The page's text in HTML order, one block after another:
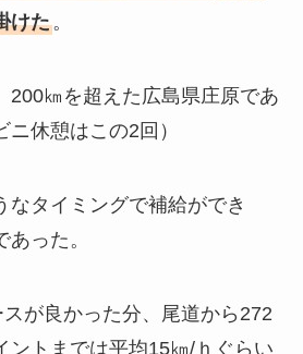
けた。
200㎞を超えた広島県庄原であ
休憩はこの2回）
なタイミングで補給ができ
った。
が良かった分、尾道から272
ントまでは平均15㎞/ｈぐらい